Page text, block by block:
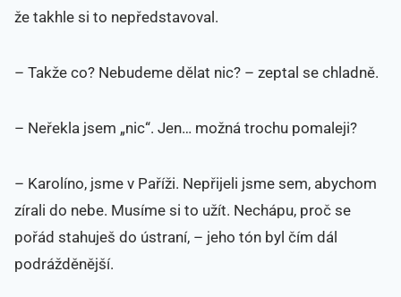
že takhle si to nepředstavoval.
– Takže co? Nebudeme dělat nic? – zeptal se chladně.
– Neřekla jsem „nic“. Jen… možná trochu pomaleji?
– Karolíno, jsme v Paříži. Nepřijeli jsme sem, abychom
zírali do nebe. Musíme si to užít. Nechápu, proč se
pořád stahuješ do ústraní, – jeho tón byl čím dál
podrážděnější.